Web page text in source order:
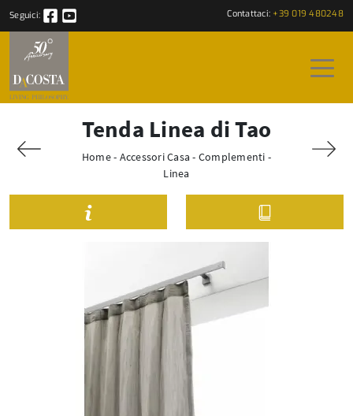
Seguici: Contattaci: +39 019 480248
Tenda Linea di Tao
Home- Accessori Casa - Complementi -
Linea